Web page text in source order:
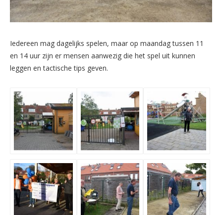
Iedereen mag dagelijks spelen, maar op maandag tussen 11
en 14 uur zijn er mensen aanwezig die het spel uit kunnen
leggen en tactische tips geven.